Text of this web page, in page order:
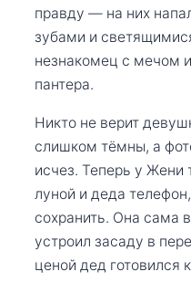
правду — на них
зубами и
незнакомец с мечом
пантера.
Никто не верит
слишком тёмны, а
исчез. Теперь у Жени
луной и деда
сохранить. Она сама
устроил засаду в
ценой дед готовился